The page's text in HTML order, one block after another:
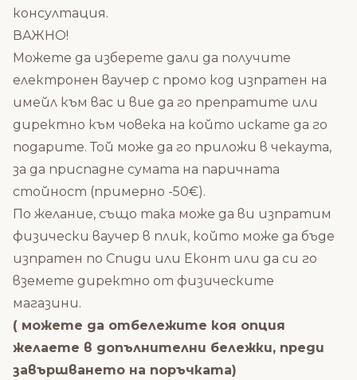
консултация.
ВАЖНО!
Можете да изберете дали да получите
електронен ваучер с промо код изпратен на
имейл към вас и вие да го препратите или
директно към човека на който искате да го
подарите. Той може да го приложи в чекаута,
за да приспадне сумата на паричната
стойност (примерно -50€).
По желание, също така може да ви изпратим
физически ваучер в плик, който може да бъде
изпратен по Спиди или Еконт или да си го
вземете директно от физическите
магазини.
( можете да отбележите коя опция
желаете в допълнителни бележки, преди
завършването на поръчката)